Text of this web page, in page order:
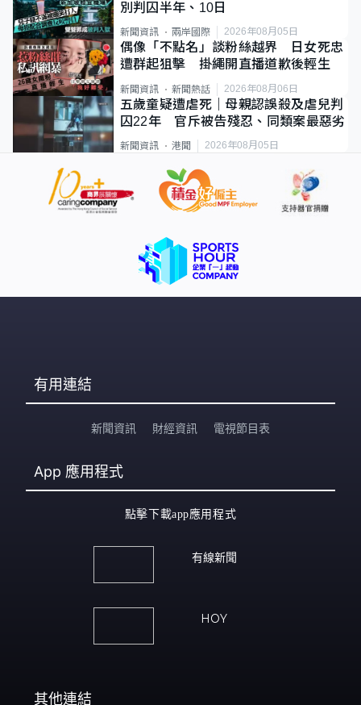
別判囚半年、10日
新聞資訊 兩岸國際 2026年08月05日
偶像「不點名」談粉絲越界 日女死忠
遭群起狙擊 掛繩開直播道歉後輕生
新聞資訊 新聞熱話 2026年08月06日
五歲童疑遭虐死｜母親認誤殺及虐兒判
囚22年 官斥被告殘忍、同類案最惡劣
新聞資訊 港聞 2026年08月05日
有用連結
新聞資訊 財經資訊 電視節目表
App 應用程式
點擊下載app應用程式
有線新聞
HOY
其他連結